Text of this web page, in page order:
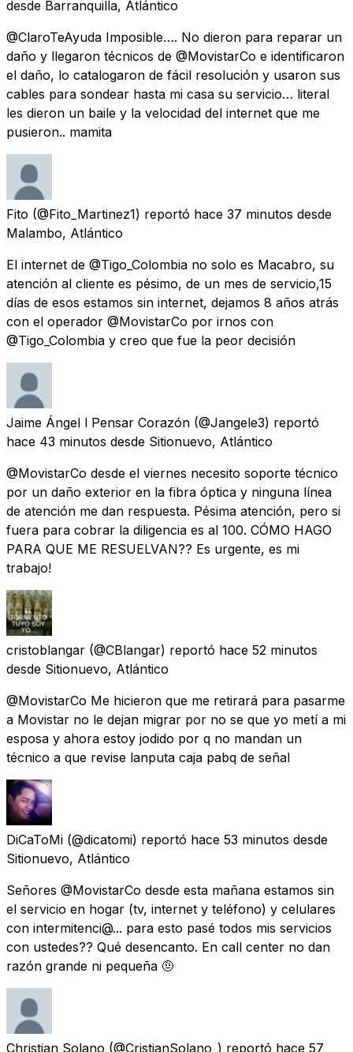
desde Barranquilla, Atlántico
@ClaroTeAyuda Imposible…. No dieron para reparar un
daño y llegaron técnicos de @MovistarCo e identificaron
el daño, lo catalogaron de fácil resolución y usaron sus
cables para sondear hasta mi casa su servicio… literal
les dieron un baile y la velocidad del internet que me
pusieron.. mamita
Fito (@Fito_Martinez1) reportó hace 37 minutos desde
Malambo, Atlántico
El internet de @Tigo_Colombia no solo es Macabro, su
atención al cliente es pésimo, de un mes de servicio,15
días de esos estamos sin internet, dejamos 8 años atrás
con el operador @MovistarCo por irnos con
@Tigo_Colombia y creo que fue la peor decisión
Jaime Ángel l Pensar Corazón (@Jangele3) reportó
hace 43 minutos desde Sitionuevo, Atlántico
@MovistarCo desde el viernes necesito soporte técnico
por un daño exterior en la fibra óptica y ninguna línea
de atención me dan respuesta. Pésima atención, pero si
fuera para cobrar la diligencia es al 100. CÓMO HAGO
PARA QUE ME RESUELVAN?? Es urgente, es mi
trabajo!
cristoblangar (@CBlangar) reportó hace 52 minutos
desde Sitionuevo, Atlántico
@MovistarCo Me hicieron que me retirará para pasarme
a Movistar no le dejan migrar por no se que yo metí a mi
esposa y ahora estoy jodido por q no mandan un
técnico a que revise lanputa caja pabq de señal
DiCaToMi (@dicatomi) reportó hace 53 minutos desde
Sitionuevo, Atlántico
Señores @MovistarCo desde esta mañana estamos sin
el servicio en hogar (tv, internet y teléfono) y celulares
con intermitenci@... para esto pasé todos mis servicios
con ustedes?? Qué desencanto. En call center no dan
razón grande ni pequeña 🤨
Christian Solano (@CristianSolano_) reportó hace 57